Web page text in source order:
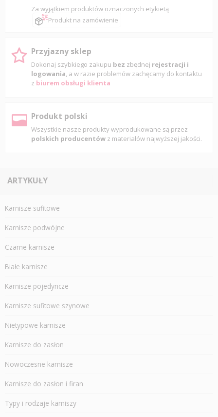
Za wyjątkiem produktów oznaczonych etykietą
Produkt na zamówienie
Przyjazny sklep
Dokonaj szybkiego zakupu bez zbędnej rejestracji i
logowania, a w razie problemów zachęcamy do kontaktu
z biurem obsługi klienta
Produkt polski
Wszystkie nasze produkty wyprodukowane są przez
polskich producentów z materiałów najwyższej jakości.
ARTYKUŁY
Karnisze sufitowe
Karnisze podwójne
Czarne karnisze
Białe karnisze
Karnisze pojedyncze
Karnisze sufitowe szynowe
Nietypowe karnisze
Karnisze do zasłon
Nowoczesne karnisze
Karnisze do zasłon i firan
Typy i rodzaje karniszy